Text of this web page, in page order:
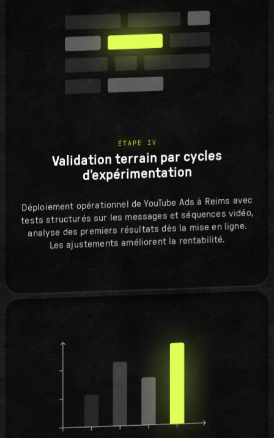
ÉTAPE IV
Validation terrain par cycles
d’expérimentation
Déploiement opérationnel de YouTube Ads à Reims avec
tests structurés sur les messages et séquences vidéo,
analyse des premiers résultats dès la mise en ligne.
Les ajustements améliorent la rentabilité.